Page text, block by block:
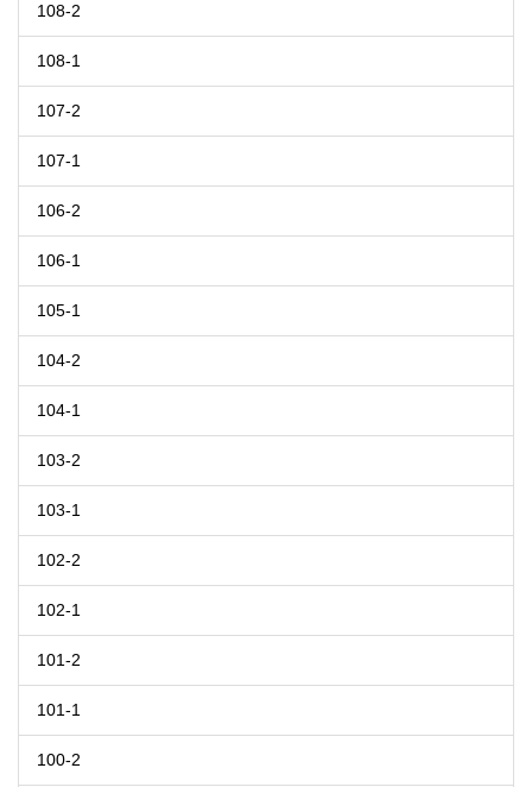
108-2
108-1
107-2
107-1
106-2
106-1
105-1
104-2
104-1
103-2
103-1
102-2
102-1
101-2
101-1
100-2